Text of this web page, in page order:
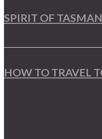
SPIRIT OF
HOW TO TRAVEL